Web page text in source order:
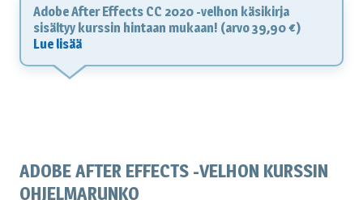
Adobe After Effects CC 2020 -velhon käsikirja
sisältyy kurssin hintaan mukaan! (arvo 39,90 €)
Lue lisää
ADOBE AFTER EFFECTS -VELHON KURSSIN
OHJELMARUNKO